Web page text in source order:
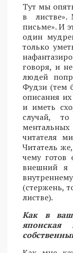
Тут мы
в листве».
письме». И
один
только
говоря, и
людей
Фудзи (тем
описания
и иметь
случай,
читателя
Читатель
чему готов
внешний я
(стержень,
листве).
Как в